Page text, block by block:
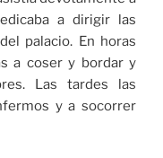
a dirigir las
palacio. En horas
a coser y bordar y
Las tardes las
y a socorrer